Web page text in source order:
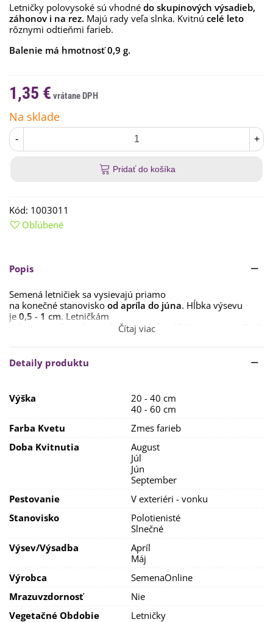
Letničky polovysoké sú vhodné do skupinových výsadieb,
záhonov i na rez. Majú rady veľa slnka. Kvitnú celé leto
rôznymi odtieňmi farieb.
Balenie má hmotnosť 0,9 g.
1,35 €
Na sklade
- +
Pridať do košíka
Kód: 1003011
Obľúbené
Popis
Semená letničiek sa vysievajú priamo
na konečné stanovisko od apríla do júna. Hĺbka výsevu
je 0,5 - 1 cm. Letničkám
polotieň aj polohana slnku
ideálna teplota je do
Pôda je vhodnáprekyprená, výživná
a
občasným prihnojením.
Čítaj viac
Detaily produktu
Výška
20 - 40 cm
40 - 60 cm
Farba Kvetu
Zmes farieb
Doba Kvitnutia
August
Júl
Jún
September
Pestovanie
V exteriéri - vonku
Stanovisko
Polotienisté
Slnečné
Výsev/výsadba
Apríl
Máj
Výrobca
SemenaOnline
Mrazuvzdornosť
Nie
Vegetačné Obdobie
Letničky